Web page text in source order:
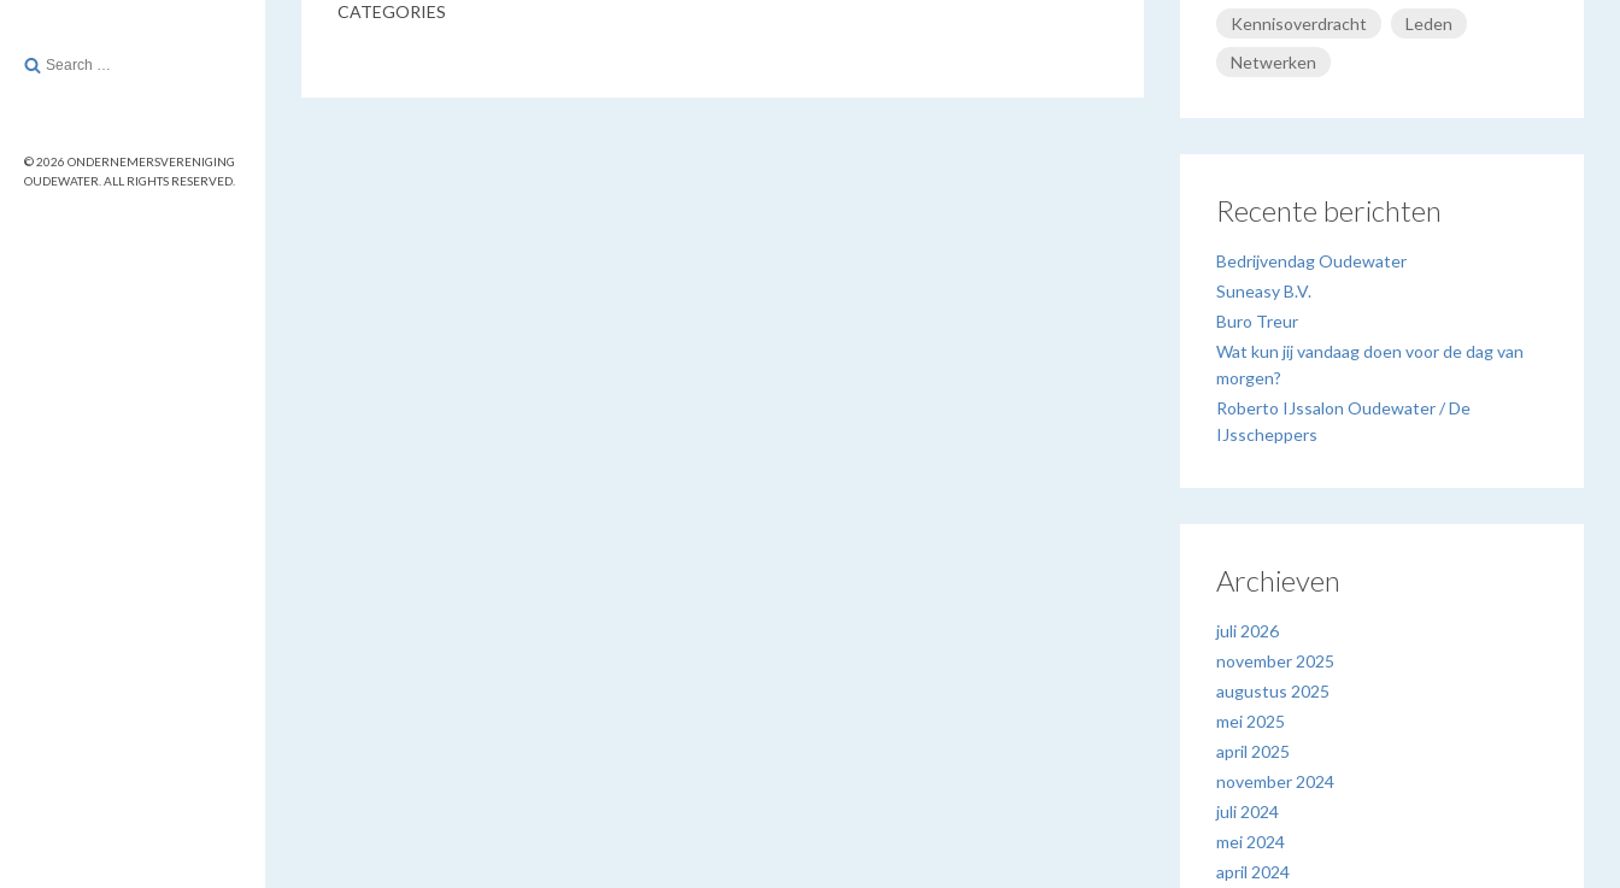
Search
© 2026 ONDERNEMERSVERENIGING
OUDEWATER. ALL RIGHTS RESERVED.
CATEGORIES
Kennisoverdracht
Leden
Netwerken
Recente berichten
Bedrijvendag Oudewater
Suneasy B.V.
Buro Treur
Wat kun jij vandaag doen voor de dag van
morgen?
Roberto IJssalon Oudewater / De
IJsscheppers
Archieven
juli 2026
november 2025
augustus 2025
mei 2025
april 2025
november 2024
juli 2024
mei 2024
april 2024